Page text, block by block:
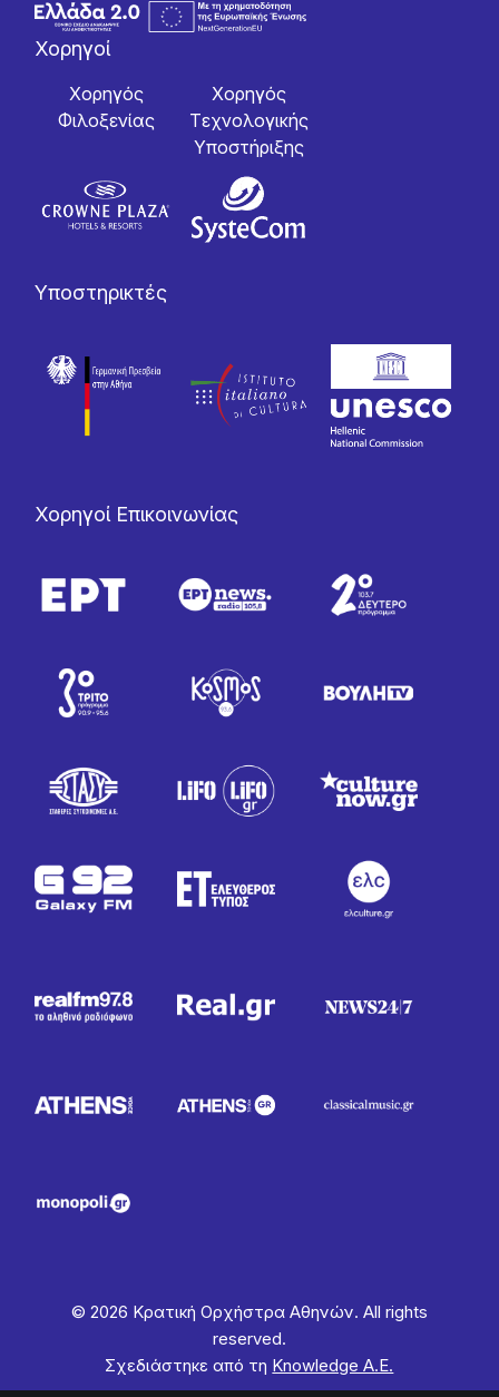
Χορηγοί
Χορηγός
Φιλοξενίας
Χορηγός
Tεχνολογικής
Yποστήριξης
Υποστηρικτές
Χορηγοί Επικοινωνίας
© 2026 Κρατική Ορχήστρα Αθηνών. All rights
reserved.
Σχεδιάστηκε από τη Knowledge Α.Ε.